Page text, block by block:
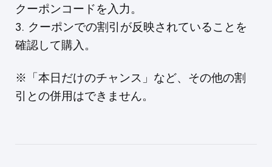
クーポンコードを入力。
3. クーポンでの割引が反映されていることを
確認して購入。
※「本日だけのチャンス」など、その他の割
引との併用はできません。